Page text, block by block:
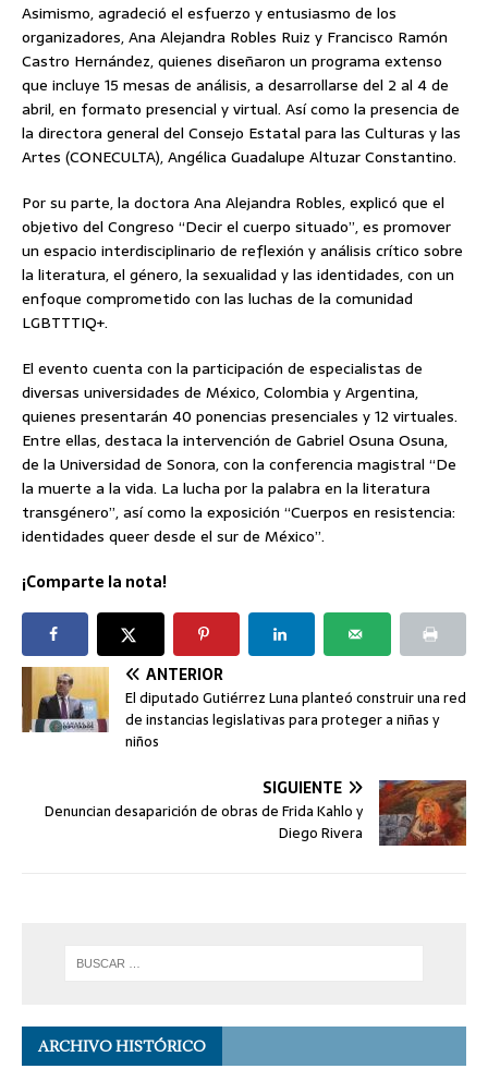
Asimismo, agradeció el esfuerzo y entusiasmo de los
organizadores, Ana Alejandra Robles Ruiz y Francisco Ramón
Castro Hernández, quienes diseñaron un programa extenso
que incluye 15 mesas de análisis, a desarrollarse del 2 al 4 de
abril, en formato presencial y virtual. Así como la presencia de
la directora general del Consejo Estatal para las Culturas y las
Artes (CONECULTA), Angélica Guadalupe Altuzar Constantino.
Por su parte, la doctora Ana Alejandra Robles, explicó que el
objetivo del Congreso “Decir el cuerpo situado”, es promover
un espacio interdisciplinario de reflexión y análisis crítico sobre
la literatura, el género, la sexualidad y las identidades, con un
enfoque comprometido con las luchas de la comunidad
LGBTTTIQ+.
El evento cuenta con la participación de especialistas de
diversas universidades de México, Colombia y Argentina,
quienes presentarán 40 ponencias presenciales y 12 virtuales.
Entre ellas, destaca la intervención de Gabriel Osuna Osuna,
de la Universidad de Sonora, con la conferencia magistral “De
la muerte a la vida. La lucha por la palabra en la literatura
transgénero”, así como la exposición “Cuerpos en resistencia:
identidades queer desde el sur de México”.
¡Comparte la nota!
ANTERIOR
El diputado Gutiérrez Luna planteó construir una red
de instancias legislativas para proteger a niñas y
niños
SIGUIENTE
Denuncian desaparición de obras de Frida Kahlo y
Diego Rivera
ARCHIVO HISTÓRICO